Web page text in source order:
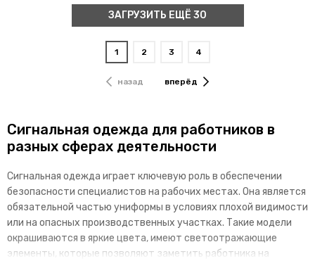
ЗАГРУЗИТЬ ЕЩЁ 30
назад
1 2 3 4
вперёд
Сигнальная одежда для работников в
разных сферах деятельности
Сигнальная одежда играет ключевую роль в обеспечении
безопасности специалистов на рабочих местах. Она является
обязательной частью униформы в условиях плохой видимости
или на опасных производственных участках. Такие модели
окрашиваются в яркие цвета, имеют светоотражающие
элементы, которые позволяют заметить работника на